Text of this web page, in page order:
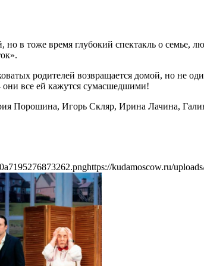
в тоже время глубокий спектакль о семье,
родителей возвращается домой, но не
все ей кажутся сумасшедшими!
Порошина, Игорь Скляр, Ирина Лачина,
https://kudamoscow.ru/